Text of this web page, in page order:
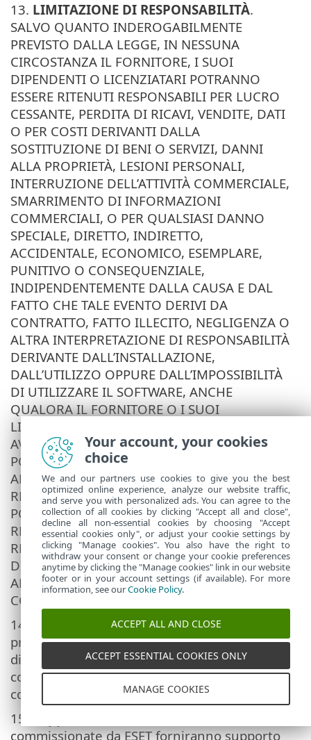
13. LIMITAZIONE DI RESPONSABILITÀ.
SALVO QUANTO INDEROGABILMENTE
PREVISTO DALLA LEGGE, IN NESSUNA
CIRCOSTANZA IL FORNITORE, I SUOI
DIPENDENTI O LICENZIATARI POTRANNO
ESSERE RITENUTI RESPONSABILI PER LUCRO
CESSANTE, PERDITA DI RICAVI, VENDITE, DATI
O PER COSTI DERIVANTI DALLA
SOSTITUZIONE DI BENI O SERVIZI, DANNI
ALLA PROPRIETÀ, LESIONI PERSONALI,
INTERRUZIONE DELL’ATTIVITÀ COMMERCIALE,
SMARRIMENTO DI INFORMAZIONI
COMMERCIALI, O PER QUALSIASI DANNO
SPECIALE, DIRETTO, INDIRETTO,
ACCIDENTALE, ECONOMICO, ESEMPLARE,
PUNITIVO O CONSEQUENZIALE,
INDIPENDENTEMENTE DALLA CAUSA E DAL
FATTO CHE TALE EVENTO DERIVI DA
CONTRATTO, FATTO ILLECITO, NEGLIGENZA O
ALTRA INTERPRETAZIONE DI RESPONSABILITÀ
DERIVANTE DALL’INSTALLAZIONE,
DALL’UTILIZZO OPPURE DALL’IMPOSSIBILITÀ
DI UTILIZZARE IL SOFTWARE, ANCHE
QUALORA IL FORNITORE O I SUOI
LICENZIATARI O AFFILIATI SIANO STATI
AVVISATI DELLA POSSIBILITÀ DI TALI DANNI.
POICHÉ ALCUNI PAESI E GIURISDIZIONI NON
AMMETTONO L'ESCLUSIONE DI
RESPONSABILITÀ DI CUI SOPRA, MA
POTREBBERO CONSENTIRE DI LIMITARE LA
RESPONSABILITÀ, IN QUESTI CASI LA
RESPONSABILITÀ DEL FORNITORE, DEI SUOI
DIPENDENTI O DEI SUOI LICENZIATARI O
AFFILIATI SARÀ LIMITATA AL PREZZO
CORRISPOSTO PER LA LICENZA.
14. Nessuna disposizione contenuta nel
presente Contratto costituirà pregiudizio per i
diritti legali di qualsiasi parte in veste di
consumatore in caso di funzionamento
contrario a quanto esposto.
15.
commissionate da ESET forniranno supporto
Your account, your cookies
choice
We and our partners use cookies to give you the best
optimized online experience, analyze our website traffic,
and serve you with personalized ads. You can agree to the
collection of all cookies by clicking "Accept all and close",
decline all non-essential cookies by choosing "Accept
essential cookies only", or adjust your cookie settings by
clicking "Manage cookies". You also have the right to
withdraw your consent or change your cookie preferences
anytime by clicking the "Manage cookies" link in our website
footer or in your account settings (if available). For more
information, see ourCookie Policy.
ACCEPT ALL AND CLOSE
ACCEPT ESSENTIAL COOKIES ONLY
MANAGE COOKIES